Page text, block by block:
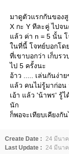
มาดูตัวแรกกันของ
X กะ Y ทีละคู่ ไปจ
ล้ว ค่า n = 5 นั้น โ
นที่นี้ โจทย์บอกโดย
ที่เขาบอกว่า เก็บร
ไป 5 ครั้งนะ
อ้าว ..... เล่นกันง่า
ล้ว คนไม่รู้มาก่อน
เอ้า แล้ว 'น้าพร' รู้ไ
นัก
ก็พอจะเทียบเคียงกั
Create Date :
24 มีนา
Last Update :
24 มีนา